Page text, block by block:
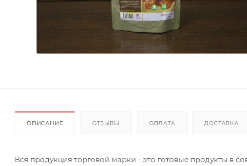
ОПИСАНИЕ ОТЗЫВЫ ОПЛАТА ДОСТАВКА
Вся продукция торговой марки - это готовые продукты в